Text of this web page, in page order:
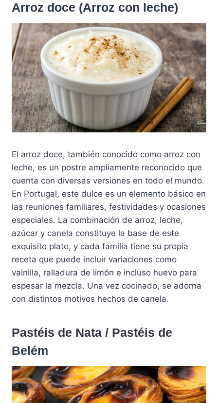
Arroz doce (Arroz con leche)
El arroz doce, también conocido como arroz con
leche, es un postre ampliamente reconocido que
cuenta con diversas versiones en todo el mundo.
En Portugal, este dulce es un elemento básico en
las reuniones familiares, festividades y ocasiones
especiales. La combinación de arroz, leche,
azúcar y canela constituye la base de este
exquisito plato, y cada familia tiene su propia
receta que puede incluir variaciones como
vainilla, ralladura de limón e incluso huevo para
espesar la mezcla. Una vez cocinado, se adorna
con distintos motivos hechos de canela.
Pastéis de Nata / Pastéis de
Belém